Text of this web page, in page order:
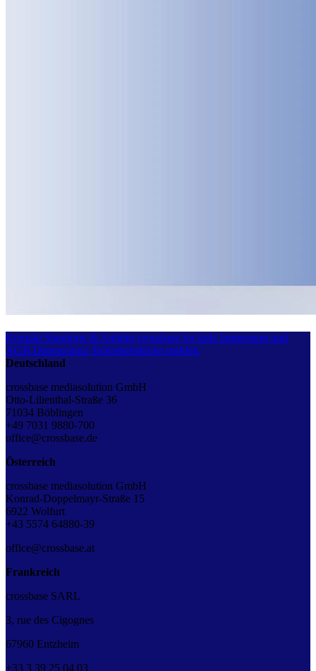
Kontakt Standorte & Anfahrt crossbase for kids Impressum und
AGB Datenschutz Sicherheitslücke melden
Deutschland
crossbase mediasolution GmbH
Otto-Lilienthal-Straße 36
71034 Böblingen
+49 7031 9880-700
office@crossbase.de
Österreich
crossbase mediasolution GmbH
Konrad-Doppelmayr-Straße 15
6922 Wolfurt
+43 5574 64880-39
office@crossbase.at
Frankreich
crossbase SARL
3, rue des Cigognes
67960 Entzheim
+33 3 39 25 04 03